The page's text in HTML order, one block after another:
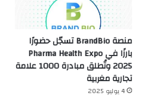
منصة BrandBio تسجّل حضورًا
بارزًا في Pharma Health Expo
2025 وتُطلق مبادرة 1000 علامة
تجارية مغربية
4 يوليو 2025